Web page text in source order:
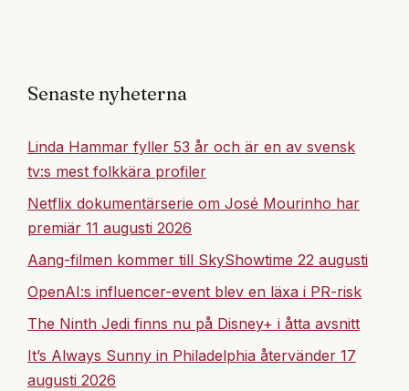
Senaste nyheterna
Linda Hammar fyller 53 år och är en av svensk
tv:s mest folkkära profiler
Netflix dokumentärserie om José Mourinho har
premiär 11 augusti 2026
Aang-filmen kommer till SkyShowtime 22 augusti
OpenAI:s influencer-event blev en läxa i PR-risk
The Ninth Jedi finns nu på Disney+ i åtta avsnitt
It’s Always Sunny in Philadelphia återvänder 17
augusti 2026